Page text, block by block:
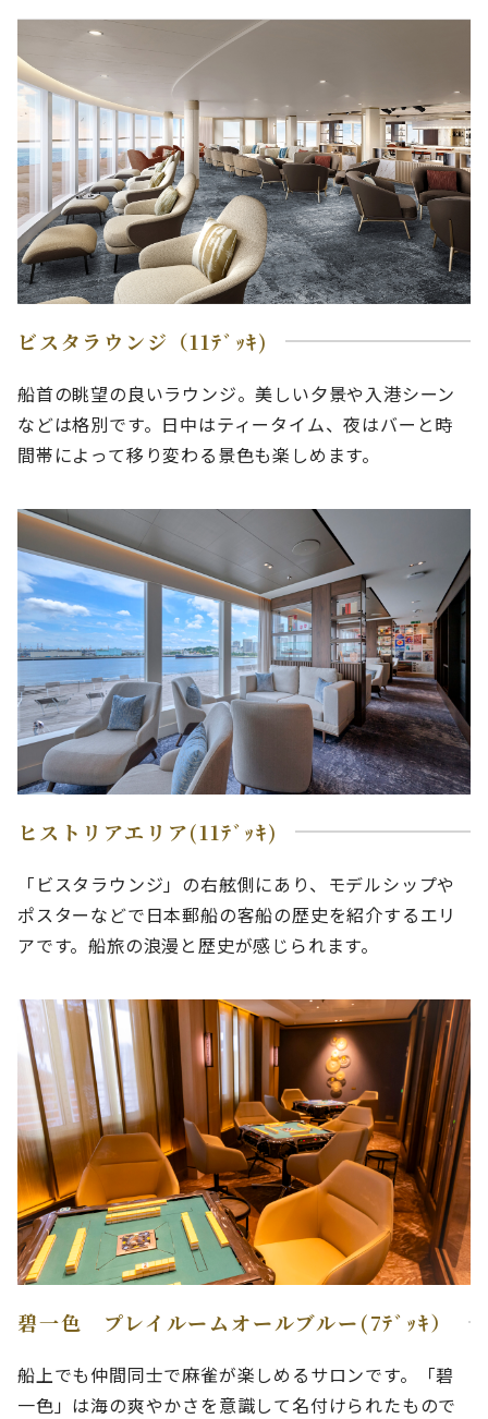
ビスタラウンジ（11ﾃﾞｯｷ)
船首の眺望の良いラウンジ。美しい夕景や入港シーン
などは格別です。日中はティータイム、夜はバーと時
間帯によって移り変わる景色も楽しめます。
ヒストリアエリア(11ﾃﾞｯｷ)
「ビスタラウンジ」の右舷側にあり、モデルシップや
ポスターなどで日本郵船の客船の歴史を紹介するエリ
アです。船旅の浪漫と歴史が感じられます。
碧一色 プレイルームオールブルー(7ﾃﾞｯｷ）
船上でも仲間同士で麻雀が楽しめるサロンです。「碧
一色」は海の爽やかさを意識して名付けられたもので